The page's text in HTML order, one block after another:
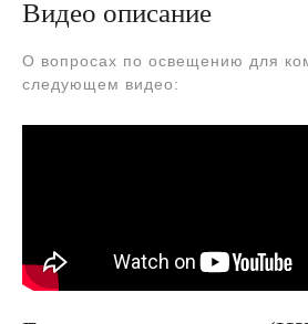
Видео описание
О вопросах по освещению для
следующем видео: